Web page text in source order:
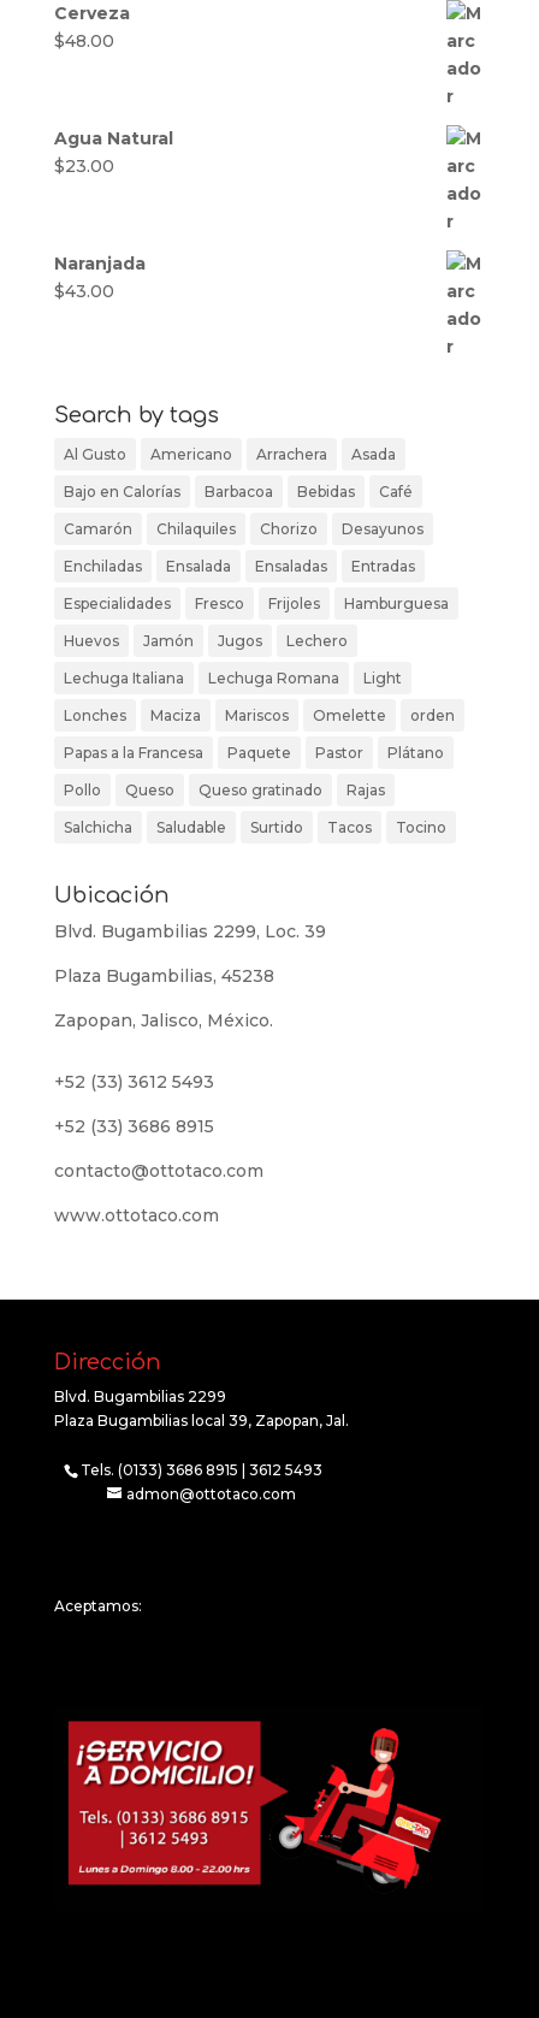
Cerveza
$48.00
Agua Natural
$23.00
Naranjada
$43.00
Search by tags
Al Gusto Americano Arrachera Asada
Bajo en Calorías Barbacoa Bebidas Café
Camarón Chilaquiles Chorizo Desayunos
Enchiladas Ensalada Ensaladas Entradas
Especialidades Fresco Frijoles Hamburguesa
Huevos Jamón Jugos Lechero
Lechuga Italiana Lechuga Romana Light
Lonches Maciza Mariscos Omelette orden
Papas a la Francesa Paquete Pastor Plátano
Pollo Queso Queso gratinado Rajas
Salchicha Saludable Surtido Tacos Tocino
Ubicación
Blvd. Bugambilias 2299, Loc. 39
Plaza Bugambilias, 45238
Zapopan, Jalisco, México.
+52 (33) 3612 5493
+52 (33) 3686 8915
contacto@ottotaco.com
www.ottotaco.com
Dirección
Blvd. Bugambilias 2299
Plaza Bugambilias local 39, Zapopan, Jal.
Tels. (0133) 3686 8915 | 3612 5493
admon@ottotaco.com
Aceptamos: